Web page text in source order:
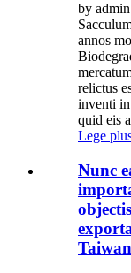
by
annos
relictus
inventi
quid eis
Lege
Nunc
Taiwan